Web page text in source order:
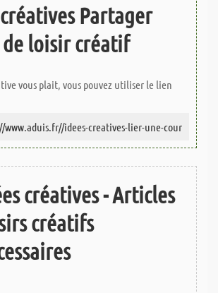
Partager
loisir créatif
vous plait, vous pouvez utiliser le lien
créatives - Articles
créatifs